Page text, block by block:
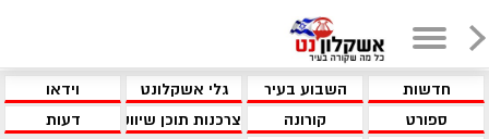
חדשות השבוע בעיר גלי אשקלונט
וידאו
ספורט
קורונה צרכנות תוכן שיווקי
דעות